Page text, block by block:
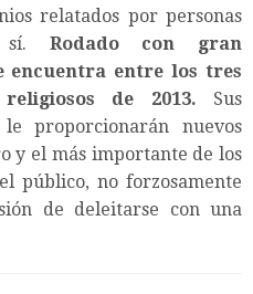
relatados por personas
sí. Rodado con gran
encuentra entre los tres
de 2013. Sus
proporcionarán nuevos
y el más importante de los
público, no forzosamente
de deleitarse con una